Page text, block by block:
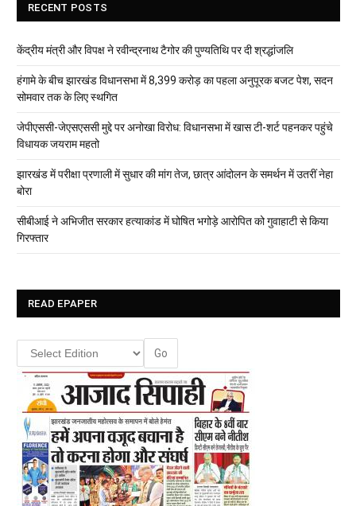
RECENT POSTS
केंद्रीय मंत्री और विपक्ष ने रवीन्द्रनाथ टैगोर की पुण्यतिथि पर दी श्रद्धांजलि
हंगामे के बीच झारखंड विधानसभा में 8,399 करोड़ का पहला अनुपूरक बजट पेश, सदन
सोमवार तक के लिए स्थगित
जेपीएससी-जेएसएससी मुद्दे पर अनोखा विरोध: विधानसभा में खास टी-शर्ट पहनकर पहुंचे
विधायक जयराम महतो
झारखंड में परीक्षा प्रणाली में सुधार की मांग तेज, छात्र आंदोलन के समर्थन में उतरीं नेहा
बोरा
सीबीआई ने अभिजीत सरकार हत्याकांड में घोषित भगोड़े आरोपित को गुवाहाटी से किया
गिरफ्तार
READ EPAPER